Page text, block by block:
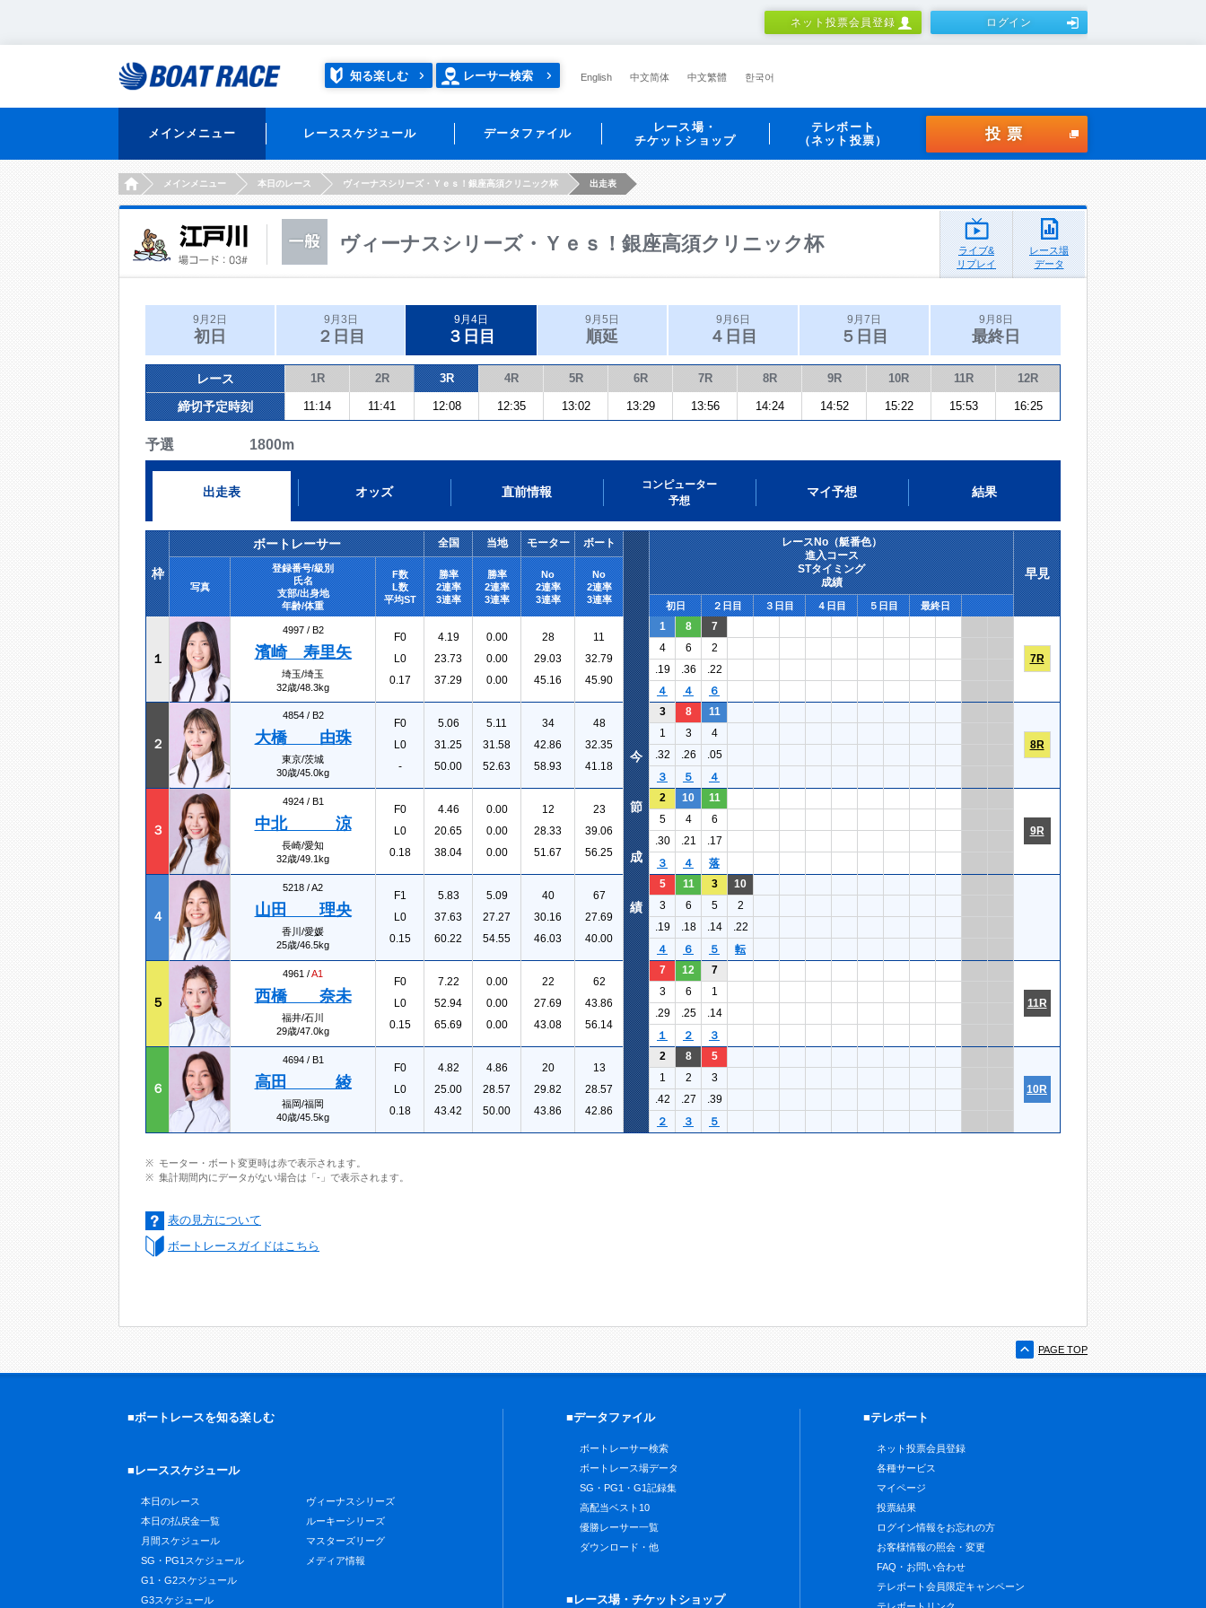
ネット投票会員登録 ログイン
知る楽しむ レーサー検索 English 中文简体 中文繁體 한국어
メインメニュー レーススケジュール データファイル
レース場・
チケットショップ
テレボート
（ネット投票）
投票
HOMEメインメニュー 本日のレース ヴィーナスシリーズ・Ｙｅｓ！銀座高須クリニック杯 出走表
ヴィーナスシリーズ・Ｙｅｓ！銀座高須クリニック杯
ライブ&
リプレイ
レース場
データ
9月2日
初日
9月3日
２日目
9月4日
３日目
9月5日
順延
9月6日
４日目
9月7日
５日目
9月8日
最終日
レース 1R 2R 3R 4R 5R 6R 7R 8R 9R 10R 11R 12R
締切予定時刻 11:14 11:41 12:08 12:35 13:02 13:29 13:56 14:24 14:52 15:22 15:53 16:25
予選 1800m
出走表 オッズ 直前情報
コンピューター
予想
マイ予想 結果
枠
ボートレーサー 全国 当地 モーター ボート
レースNo（艇番色）
進入コース
STタイミング
成績
早見
写真
登録番号/級別
氏名
支部/出身地
年齢/体重
F数
L数
平均ST
勝率
2連率
3連率
勝率
2連率
3連率
No
2連率
3連率
No
2連率
3連率
初日 ２日目 ３日目 ４日目 ５日目 最終日
１
4997 / B2
濱崎 寿里矢
埼玉/埼玉
32歳/48.3kg
F0
L0
0.17
4.19
23.73
37.29
0.00
0.00
0.00
28
29.03
45.16
11
32.79
45.90
1 8 7
7R
4 6
2
.19
.36
.22
４
４ ６
２
4854 / B2
大橋 由珠
東京/茨城
30歳/45.0kg
F0
L0
-
5.06
31.25
50.00
5.11
31.58
52.63
34
42.86
58.93
48
32.35
41.18
3 8 11
8R
1 3
4
.32
.26
.05
３
５ ４
３
4924 / B1
中北 涼
長崎/愛知
32歳/49.1kg
F0
L0
0.18
4.46
20.65
38.04
0.00
0.00
0.00
12
28.33
51.67
23
39.06
56.25
2 10 11
9R
5 4
6
.30
.21
.17
３
４ 落
４
5218 /A2
山田 理央
香川/愛媛
25歳/46.5kg
F1
L0
0.15
5.83
37.63
60.22
5.09
27.27
54.55
40
30.16
46.03
67
27.69
40.00
5 11 3
10
3
6 5
2
.19
.18 .14
.22
４
６ ５ 転
５
4961 /A1
西橋 奈未
福井/石川
29歳/47.0kg
F0
L0
0.15
7.22
52.94
65.69
0.00
0.00
0.00
22
27.69
43.08
62
43.86
56.14
7 12 7
11R
3 6
1
.29
.25
.14
１
２ ３
６
4694 / B1
高田 綾
福岡/福岡
40歳/45.5kg
F0
L0
0.18
4.82
25.00
43.42
4.86
28.57
50.00
20
29.82
43.86
13
28.57
42.86
2 8 5
10R
1 2
3
.42
.27
.39
２
３ ５
今
節
成
績
モーター・ボート変更時は赤で表示されます。
集計期間内にデータがない場合は「-」で表示されます。
表の見方について
ボートレースガイドはこちら
PAGE TOP
■ボートレースを知る楽しむ
■レーススケジュール
本日のレース
本日の払戻金一覧
月間スケジュール
SG・PG1スケジュール
G1・G2スケジュール
G3スケジュール
ヴィーナスシリーズ
ルーキーシリーズ
マスターズリーグ
メディア情報
■データファイル
ボートレーサー検索
ボートレース場データ
SG・PG1・G1記録集
高配当ベスト10
優勝レーサー一覧
ダウンロード・他
■レース場・チケットショップ
■テレボート
ネット投票会員登録
各種サービス
マイページ
投票結果
ログイン情報をお忘れの方
お客様情報の照会・変更
FAQ・お問い合わせ
テレボート会員限定キャンペーン